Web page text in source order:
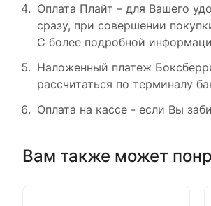
Оплата Плайт – для Вашего
сразу, при совершении
С более подробной
Наложенный платеж
рассчитаться по терминалу
Оплата на кассе - если Вы
Вам также может